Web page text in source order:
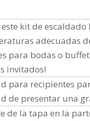
kit de
adecuadas
para bodas o
invitados!
para recipientes
de presentar una
de la tapa en la